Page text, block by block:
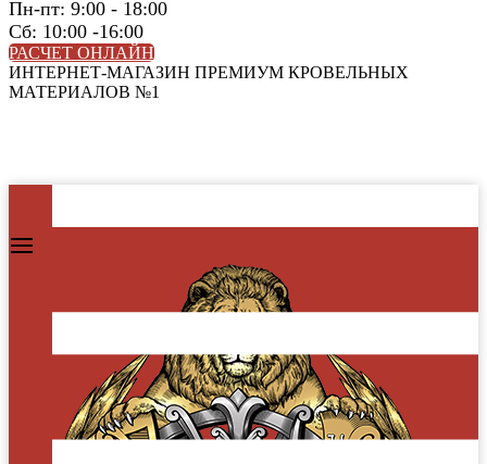
Пн-пт: 9:00 - 18:00
Сб: 10:00 -16:00
РАСЧЕТ ОНЛАЙН
ИНТЕРНЕТ-МАГАЗИН ПРЕМИУМ КРОВЕЛЬНЫХ
МАТЕРИАЛОВ №1